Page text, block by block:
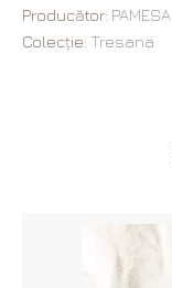
Producător: PAMESA
Colecție: Tresana